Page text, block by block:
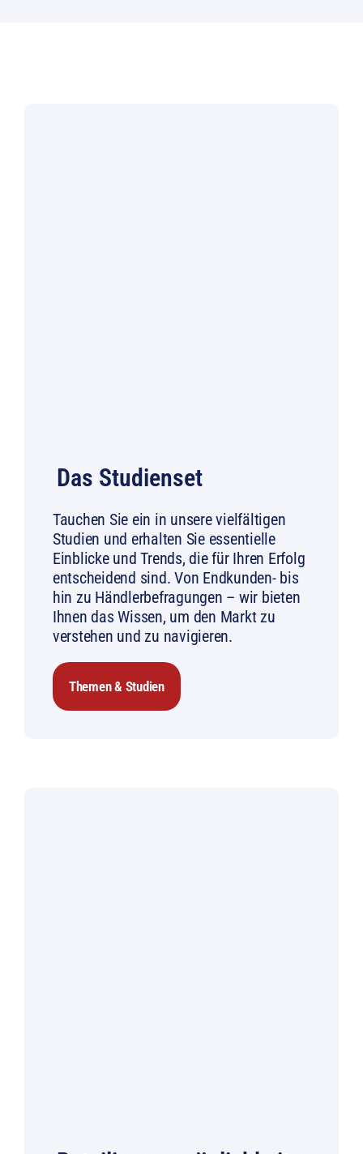
Das Studienset
Tauchen Sie ein in unsere vielfältigen
Studien und erhalten Sie essentielle
Einblicke und Trends, die für Ihren Erfolg
entscheidend sind. Von Endkunden- bis
hin zu Händlerbefragungen – wir bieten
Ihnen das Wissen, um den Markt zu
verstehen und zu navigieren.
Themen & Studien